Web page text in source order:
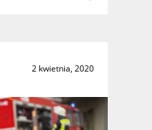
2 kwietnia, 2020